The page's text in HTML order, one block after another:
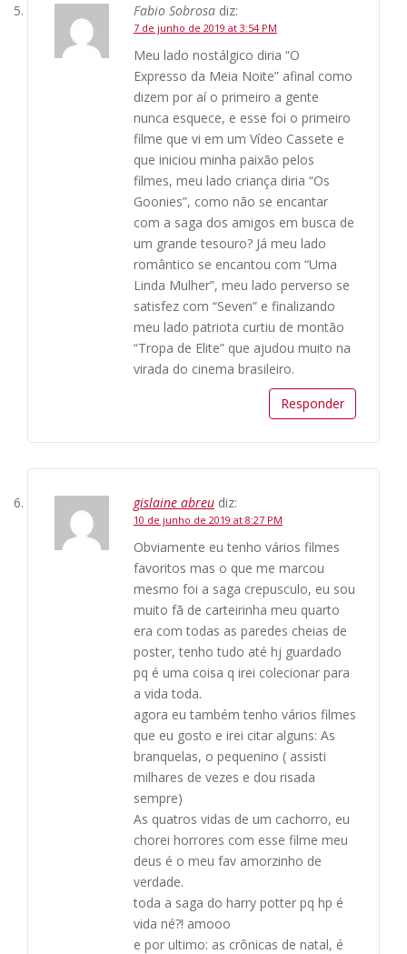
Fabio Sobrosa diz:
7 de junho de 2019 at 3:54 PM
Meu lado nostálgico diria “O
Expresso da Meia Noite” afinal como
dizem por aí o primeiro a gente
nunca esquece, e esse foi o primeiro
filme que vi em um Vídeo Cassete e
que iniciou minha paixão pelos
filmes, meu lado criança diria “Os
Goonies”, como não se encantar
com a saga dos amigos em busca de
um grande tesouro? Já meu lado
romântico se encantou com “Uma
Linda Mulher”, meu lado perverso se
satisfez com “Seven” e finalizando
meu lado patriota curtiu de montão
“Tropa de Elite” que ajudou muito na
virada do cinema brasileiro.
Responder
gislaine abreu diz:
10 de junho de 2019 at 8:27 PM
Obviamente eu tenho vários filmes
favoritos mas o que me marcou
mesmo foi a saga crepusculo, eu sou
muito fã de carteirinha meu quarto
era com todas as paredes cheias de
poster, tenho tudo até hj guardado
pq é uma coisa q irei colecionar para
a vida toda.
agora eu também tenho vários filmes
que eu gosto e irei citar alguns: As
branquelas, o pequenino ( assisti
milhares de vezes e dou risada
sempre)
As quatros vidas de um cachorro, eu
chorei horrores com esse filme meu
deus é o meu fav amorzinho de
verdade.
toda a saga do harry potter pq hp é
vida né?! amooo
e por ultimo: as crônicas de natal, é